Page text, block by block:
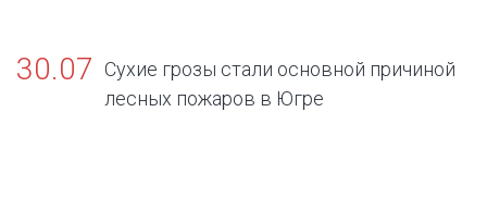
30.07
Сухие грозы стали основной причиной
лесных пожаров в Югре